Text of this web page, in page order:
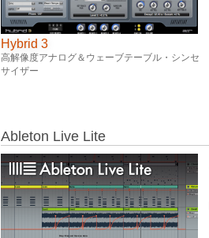
Hybrid 3
高解像度アナログ＆ウェーブテーブル・シンセ
サイザー
Ableton Live Lite